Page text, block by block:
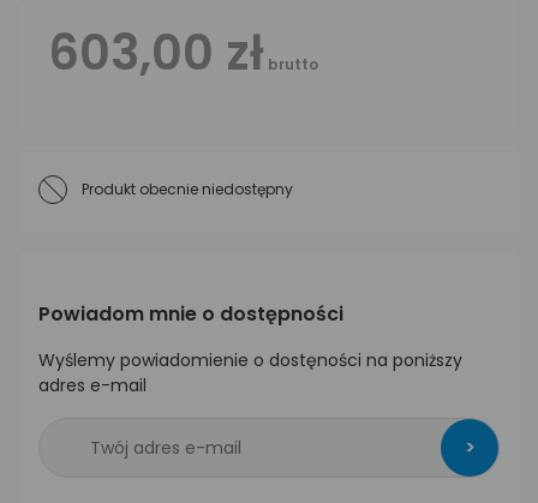
603,00 zł brutto
Produkt obecnie niedostępny
Powiadom mnie o dostępności
Wyślemy powiadomienie o dostęności na poniższy
adres e-mail
>